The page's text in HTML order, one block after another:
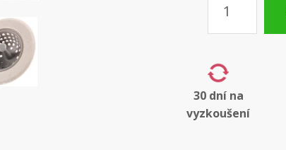
30 dní na
vyzkoušení